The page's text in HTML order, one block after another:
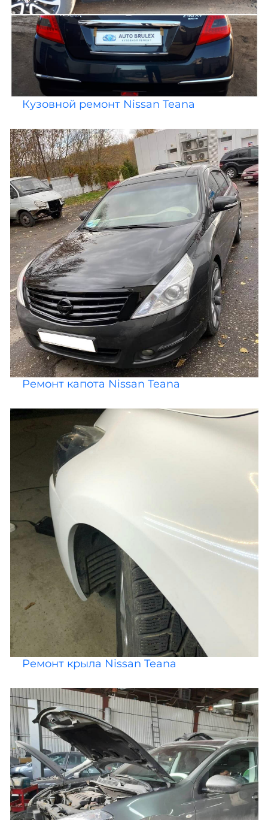
Кузовной ремонт Nissan Teana
Ремонт капота Nissan Teana
Ремонт крыла Nissan Teana